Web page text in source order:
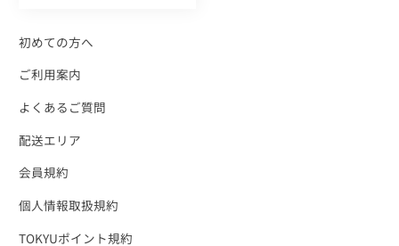
初めての方へ
ご利用案内
よくあるご質問
配送エリア
会員規約
個人情報取扱規約
TOKYUポイント規約